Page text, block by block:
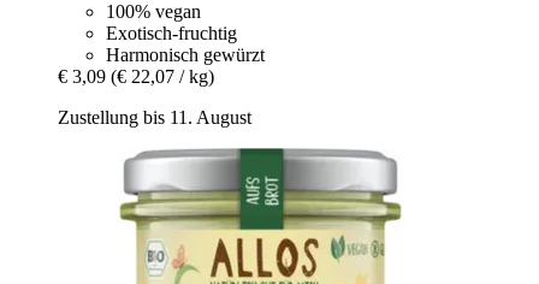
100% vegan
Exotisch-fruchtig
Harmonisch gewürzt
€ 3,09 (€ 22,07 / kg)
Zustellung bis 11. August